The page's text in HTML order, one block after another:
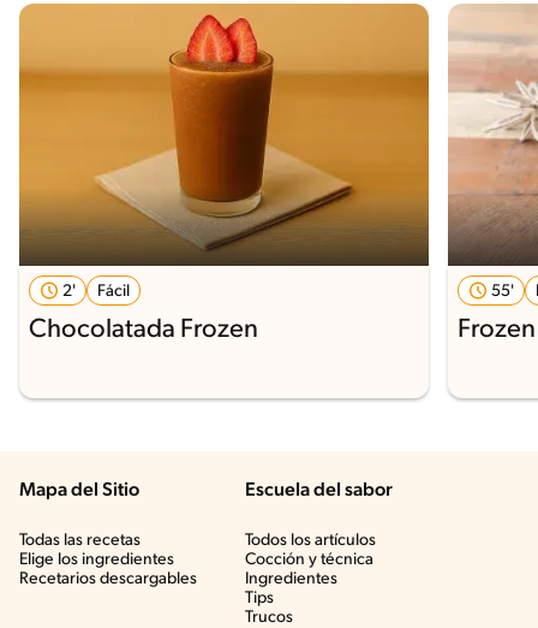
2' Fácil
Chocolatada Frozen
55'
Mapa del Sitio
Todas las recetas
Elige los ingredientes
Recetarios descargables
Escuela del sabor
Todos los artículos
Cocción y técnica
Ingredientes
Tips
Trucos